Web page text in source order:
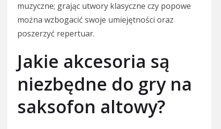
muzyczne; grając utwory klasyczne czy popowe
można wzbogacić swoje umiejętności oraz
poszerzyć repertuar.
Jakie akcesoria są
niezbędne do gry na
saksofon altowy?